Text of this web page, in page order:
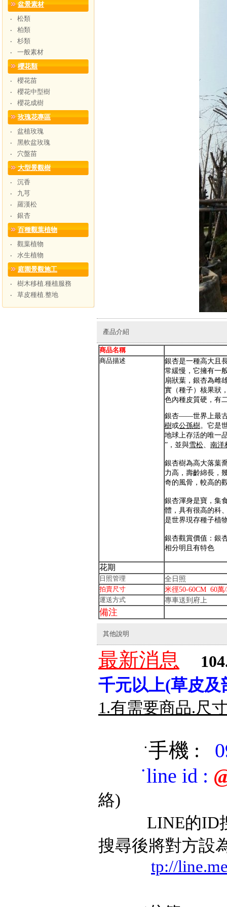
盆景素材
‧
松類
‧
柏類
‧
杉類
‧
一般素材
櫻花類
‧
櫻花苗
‧
櫻花中型樹
‧
櫻花成樹
玫瑰花專區
‧
盆植玫瑰
‧
黑軟盆玫瑰
‧
穴盤苗
大型景觀樹
‧
沉香
‧
九芎
‧
羅漢松
‧
銀杏
百種觀葉植物
‧
觀葉植物
‧
水生植物
庭園景觀施工
‧
樹木移植.種植服務
‧
草皮種植.整地
產品介紹
商品名稱
商品描述
銀杏是一種高大且
常緩慢，它擁有一
扇狀葉，銀杏為雌
實（種子）核果狀
色內種皮質硬，有
銀杏——世界上最
樹或公孫樹。 它是
地球上存活的唯一
”，並與雪松、 南洋
銀杏樹為高大落葉
力高，壽齡綿長，
奇的風骨，較高的
銀杏渾身是寶，集
體，具有很高的科
是世界現存種子植
銀杏觀賞價值：銀
相分明且有特色
花期
日照管理 全日照
拍賣尺寸 米徑50-60CM 60萬
運送方式 專車送到府上
備注
其他說明
最新消息
千元以上(草皮及
1.有需要商品.尺
˙手機 :
˙line id :
絡)
LINE的ID搜
搜尋後將對方設
tp://